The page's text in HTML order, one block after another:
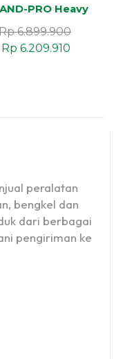
PRO Heavy
MMA-315G
6.899.900
Rp 6.209.910
peralatan
bengkel dan
dari berbagai
pengiriman ke